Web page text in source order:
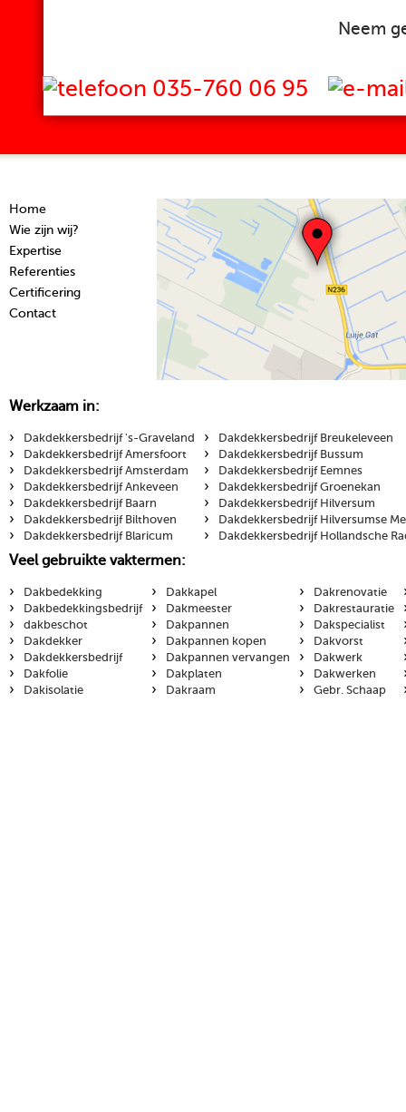
Neem
035-760 06 95
Home
Wie zijn wij?
Expertise
Referenties
Certificering
Contact
Werkzaam in:
›
Dakdekkersbedrijf 's-Graveland
› Dakdekkersbedrijf Amersfoort
› Dakdekkersbedrijf Amsterdam
› Dakdekkersbedrijf Ankeveen
› Dakdekkersbedrijf Baarn
› Dakdekkersbedrijf Bilthoven
› Dakdekkersbedrijf Blaricum
› Dakdekkersbedrijf Breukeleveen
› Dakdekkersbedrijf Bussum
› Dakdekkersbedrijf Eemnes
› Dakdekkersbedrijf Groenekan
› Dakdekkersbedrijf Hilversum
› Dakdekkersbedrijf Hilversumse
› Dakdekkersbedrijf Hollandsche
Veel gebruikte vaktermen:
›
Dakbedekking
› Dakbedekkingsbedrijf
› dakbeschot
› Dakdekker
› Dakdekkersbedrijf
› Dakfolie
› Dakisolatie
› Dakkapel
› Dakmeester
› Dakpannen
› Dakpannen kopen
› Dakpannen vervangen
› Dakplaten
› Dakraam
› Dakrenovatie
› Dakrestauratie
› Dakspecialist
› Dakvorst
› Dakwerk
› Dakwerken
› Gebr. Schaap